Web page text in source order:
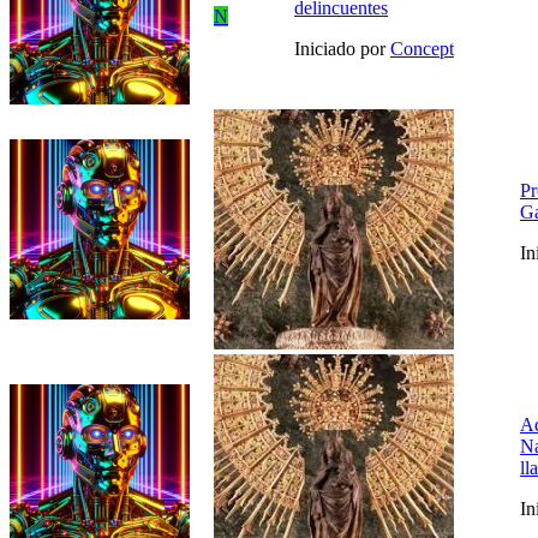
N
delincuentes
Iniciado porConcept